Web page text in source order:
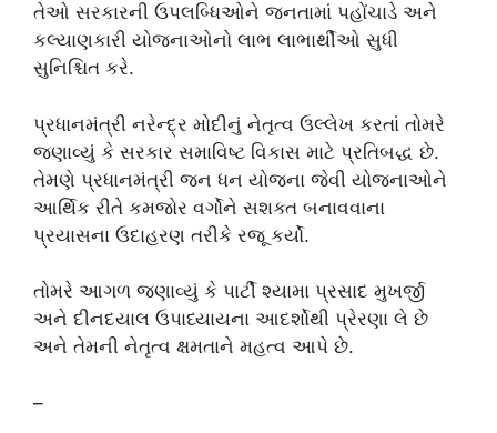
તેઓ સરકારની ઉપલબ્ધિઓને જનતામાં પહોંચાડે અને
કલ્યાણકારી યોજનાઓનો લાભ લાભાર્થીઓ સુધી
સુનિશ્ચિત કરે.
પ્રધાનમંત્રી નરેન્દ્ર મોદીનું નેતૃત્વ ઉલ્લેખ કરતાં તોમરે
જણાવ્યું કે સરકાર સમાવિષ્ટ વિકાસ માટે પ્રતિબદ્ધ છે.
તેમણે પ્રધાનમંત્રી જન ધન યોજના જેવી યોજનાઓને
આર્થિક રીતે કમજોર વર્ગોને સશક્ત બનાવવાના
પ્રયાસના ઉદાહરણ તરીકે રજૂ કર્યો.
તોમરે આગળ જણાવ્યું કે પાર્ટી શ્યામા પ્રસાદ મુખર્જી
અને દીનદયાલ ઉપાધ્યાયના આદર્શોથી પ્રેરણા લે છે
અને તેમની નેતૃત્વ ક્ષમતાને મહત્વ આપે છે.
–